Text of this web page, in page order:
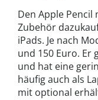
Den Apple Pencil
Zubehör
iPads. Je nach
und 150 Euro. Er
und hat eine
häufig auch als
mit optional